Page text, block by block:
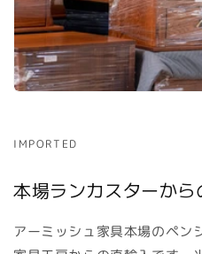
IMPORTED
本場ランカスターから
アーミッシュ家具本場のペン